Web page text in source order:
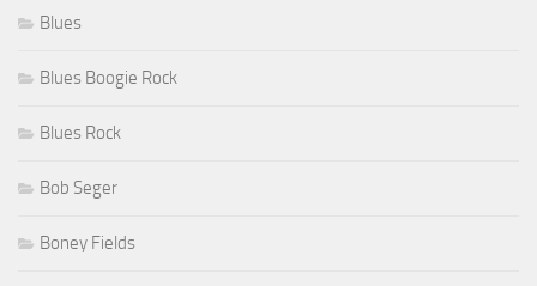
Blues
Blues Boogie Rock
Blues Rock
Bob Seger
Boney Fields